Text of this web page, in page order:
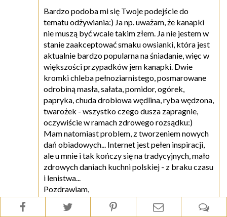
Bardzo podoba mi się Twoje podejście do
tematu odżywiania:) Ja np. uważam, że kanapki
nie muszą być wcale takim złem. Ja nie jestem w
stanie zaakceptować smaku owsianki, która jest
aktualnie bardzo popularna na śniadanie, więc w
większości przypadków jem kanapki. Dwie
kromki chleba pełnoziarnistego, posmarowane
odrobiną masła, sałata, pomidor, ogórek,
papryka, chuda drobiowa wędlina, ryba wędzona,
twarożek - wszystko czego dusza zapragnie,
oczywiście w ramach zdrowego rozsądku:)
Mam natomiast problem, z tworzeniem nowych
dań obiadowych... Internet jest pełen inspiracji,
ale u mnie i tak kończy się na tradycyjnych, mało
zdrowych daniach kuchni polskiej - z braku czasu
i lenistwa...
Pozdrawiam,
Beata.